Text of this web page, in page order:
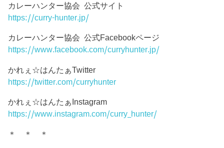
カレーハンター協会 公式サイト
https://curry-hunter.jp/
カレーハンター協会 公式Facebookページ
https://www.facebook.com/curryhunter.jp/
かれぇ☆はんたぁTwitter
https://twitter.com/curryhunter
かれぇ☆はんたぁInstagram
https://www.instagram.com/curry_hunter/
＊ ＊ ＊